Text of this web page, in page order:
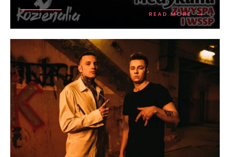
READ MORE →